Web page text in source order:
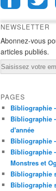
NEWSLETTER
Abonnez-vous
articles publiés.
Email
PAGES
Bibliographie
Bibliographie
d'année
Bibliographie
Bibliographie
Monstres et
Bibliographie
Bibliographie